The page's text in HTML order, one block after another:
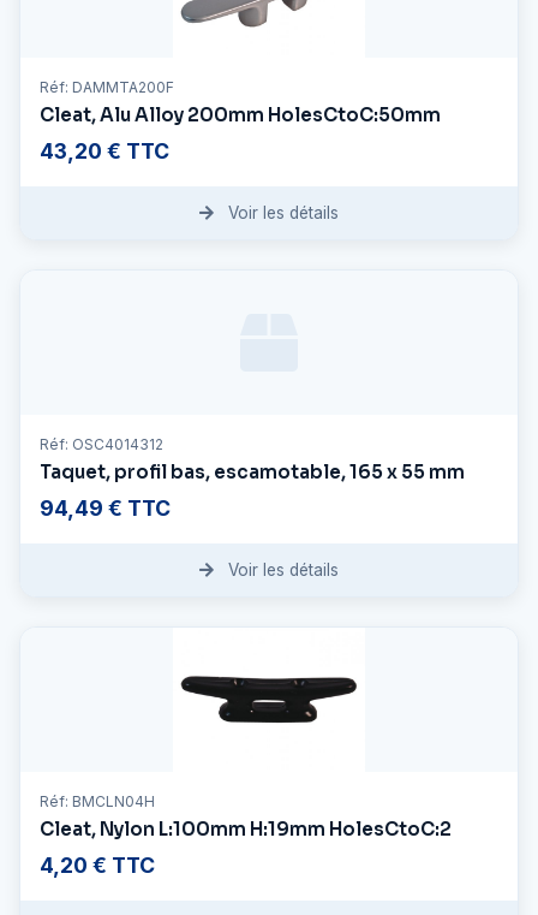
Réf: DAMMTA200F
Cleat, Alu Alloy 200mm HolesCtoC:50mm
43,20 € TTC
Voir les détails
Réf: OSC4014312
Taquet, profil bas, escamotable, 165 x 55 mm
94,49 € TTC
Voir les détails
Réf: BMCLN04H
Cleat, Nylon L:100mm H:19mm HolesCtoC:2
4,20 € TTC